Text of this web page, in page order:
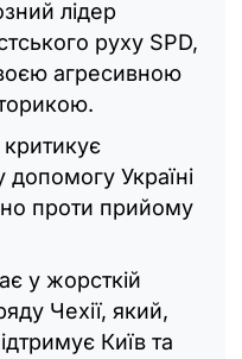
лідер
руху SPD,
агресивною
допомогу Україні
проти прийому
у жорсткій
Чехії, який,
Київ та